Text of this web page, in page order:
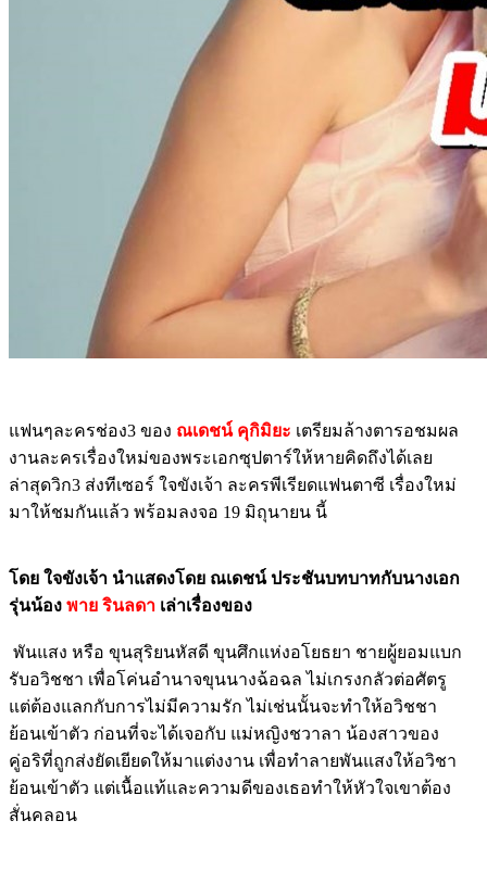
แฟนๆละครช่อง3 ของ ณเดชน์ คุกิมิยะ เตรียมล้างตารอชมผล
งานละครเรื่องใหม่ของพระเอกซุปตาร์ให้หายคิดถึงได้เลย
ล่าสุดวิก3 ส่งทีเซอร์ ใจขังเจ้า ละครพีเรียดแฟนตาซี เรื่องใหม่
มาให้ชมกันแล้ว พร้อมลงจอ 19 มิถุนายน นี้
โดย ใจขังเจ้า นำแสดงโดย ณเดชน์ ประชันบทบาทกับนางเอก
รุ่นน้อง พาย รินลดา เล่าเรื่องของ
พันแสง หรือ ขุนสุริยนหัสดี ขุนศึกแห่งอโยธยา ชายผู้ยอมแบก
รับอวิชชา เพื่อโค่นอำนาจขุนนางฉ้อฉล ไม่เกรงกลัวต่อศัตรู
แต่ต้องแลกกับการไม่มีความรัก ไม่เช่นนั้นจะทำให้อวิชชา
ย้อนเข้าตัว ก่อนที่จะได้เจอกับ แม่หญิงชวาลา น้องสาวของ
คู่อริที่ถูกส่งยัดเยียดให้มาแต่งงาน เพื่อทำลายพันแสงให้อวิชา
ย้อนเข้าตัว แต่เนื้อแท้และความดีของเธอทำให้หัวใจเขาต้อง
สั่นคลอน